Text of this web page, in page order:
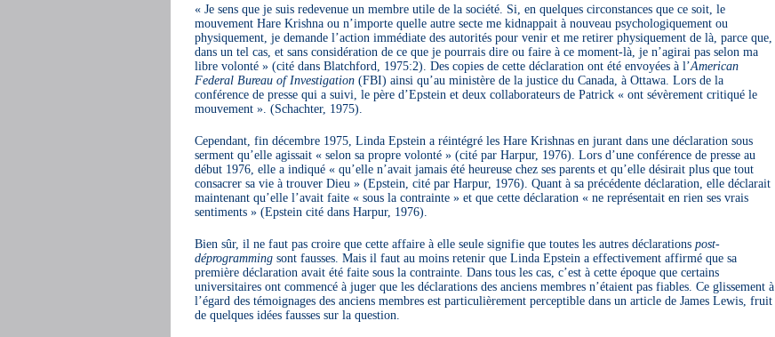
« Je sens que je suis redevenue un membre utile de la société. Si, en quelques circonstances que ce soit, le
mouvement Hare Krishna ou n’importe quelle autre secte me kidnappait à nouveau psychologiquement ou
physiquement, je demande l’action immédiate des autorités pour venir et me retirer physiquement de là, parce que,
dans un tel cas, et sans considération de ce que je pourrais dire ou faire à ce moment-là, je n’agirai pas selon ma
libre volonté » (cité dans Blatchford, 1975:2). Des copies de cette déclaration ont été envoyées à l’American
Federal Bureau of Investigation(FBI) ainsi qu’au ministère de la justice du Canada, à Ottawa. Lors de la
conférence de presse qui a suivi, le père d’Epstein et deux collaborateurs de Patrick « ont sévèrement critiqué le
mouvement ». (Schachter, 1975).
Cependant, fin décembre 1975, Linda Epstein a réintégré les Hare Krishnas en jurant dans une déclaration sous
serment qu’elle agissait « selon sa propre volonté » (cité par Harpur, 1976). Lors d’une conférence de presse au
début 1976, elle a indiqué « qu’elle n’avait jamais été heureuse chez ses parents et qu’elle désirait plus que tout
consacrer sa vie à trouver Dieu » (Epstein, cité par Harpur, 1976). Quant à sa précédente déclaration, elle déclarait
maintenant qu’elle l’avait faite « sous la contrainte » et que cette déclaration « ne représentait en rien ses vrais
sentiments » (Epstein cité dans Harpur, 1976).
Bien sûr, il ne faut pas croire que cette affaire à elle seule signifie que toutes les autres déclarations post-
déprogrammingsont fausses. Mais il faut au moins retenir que Linda Epstein a effectivement affirmé que sa
première déclaration avait été faite sous la contrainte. Dans tous les cas, c’est à cette époque que certains
universitaires ont commencé à juger que les déclarations des anciens membres n’étaient pas fiables. Ce glissement à
l’égard des témoignages des anciens membres est particulièrement perceptible dans un article de James Lewis, fruit
de quelques idées fausses sur la question.